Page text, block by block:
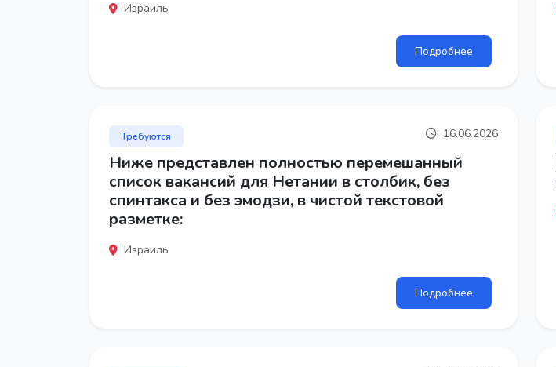
Израиль
Подробнее
Требуются 16.06.2026
Ниже представлен полностью перемешанный
список вакансий для Нетании в столбик, без
спинтакса и без эмодзи, в чистой текстовой
разметке:
Израиль
Подробнее